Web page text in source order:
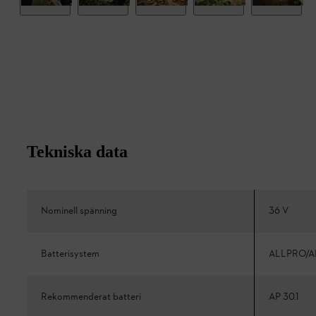
Tekniska data
Nominell spänning 36 V
Batterisystem ALLPRO/
Rekommenderat batteri AP 30.1